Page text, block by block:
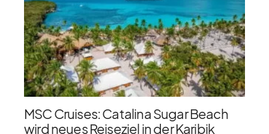
MSC Cruises: Catalina Sugar Beach
wird neues Reiseziel in der Karibik